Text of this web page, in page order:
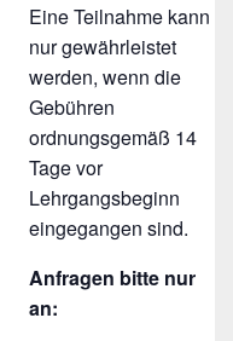
Eine Teilnahme kann
nur gewährleistet
werden, wenn die
Gebühren
ordnungsgemäß 14
Tage vor
Lehrgangsbeginn
eingegangen sind.
Anfragen bitte nur
an: